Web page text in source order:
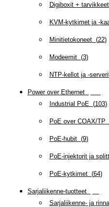
Digiboxit + tarvikkeet
KVM-kytkimet ja -
Minitietokoneet(22)
Modeemit(3)
NTP-kellot ja -
Power over Ethernet(
Industrial PoE (103)
PoE over COAX/TP
PoE-hubit(9)
PoE-injektorit ja
PoE-kytkimet(64)
Sarjaliikenne-tuotteet(
Sarjaliikenne- ja